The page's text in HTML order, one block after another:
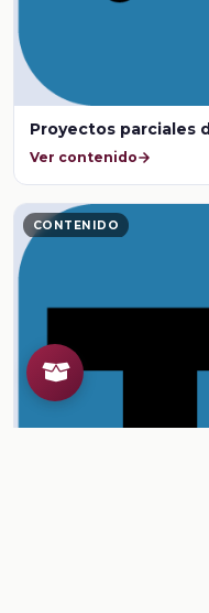
Proyectos parciales
Ver contenido
CONTENIDO